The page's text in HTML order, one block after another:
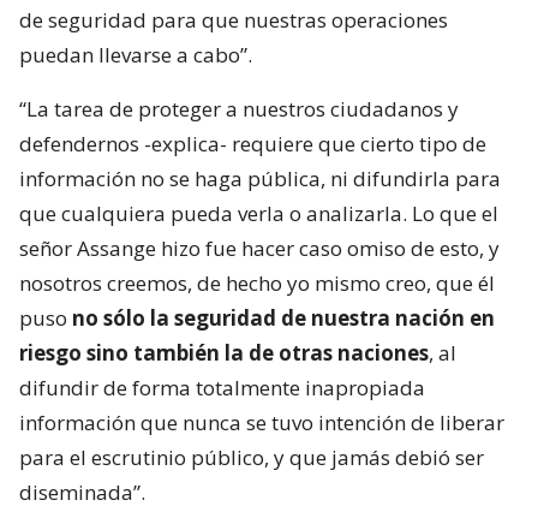
de seguridad para que nuestras operaciones
puedan llevarse a cabo”.
“La tarea de proteger a nuestros ciudadanos y
defendernos -explica- requiere que cierto tipo de
información no se haga pública, ni difundirla para
que cualquiera pueda verla o analizarla. Lo que el
señor Assange hizo fue hacer caso omiso de esto, y
nosotros creemos, de hecho yo mismo creo, que él
puso no sólo la seguridad de nuestra nación en
riesgo sino también la de otras naciones, al
difundir de forma totalmente inapropiada
información que nunca se tuvo intención de liberar
para el escrutinio público, y que jamás debió ser
diseminada”.